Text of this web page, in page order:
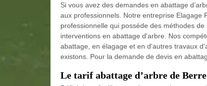
Si vous avez des demandes en abattage
aux professionnels. Notre entreprise Elagage
professionnelle qui possède des méthodes
interventions en abattage d'arbre. Nos
abattage, en élagage et en d'autres travaux
existons. Pour la demande de devis en
Le tarif abattage d’arbre de